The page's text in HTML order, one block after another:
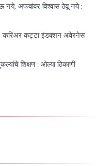
नये, अफवांवर विश्वास ठेवू नये :
‘करिअर कट्टा इंडक्शन अवेरनेस
शिक्षण : ओल्या ठिकाणी